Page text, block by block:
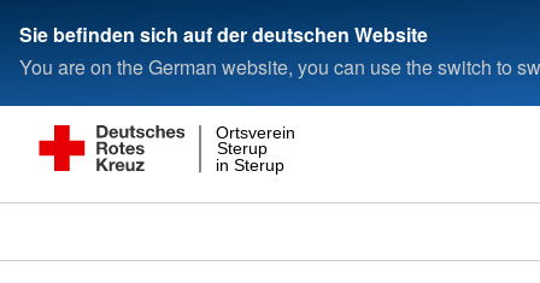
Sie befinden sich auf der deutschen Website
You are on the German website, you can use the switch to
in Sterup
Sterup
Ortsverein